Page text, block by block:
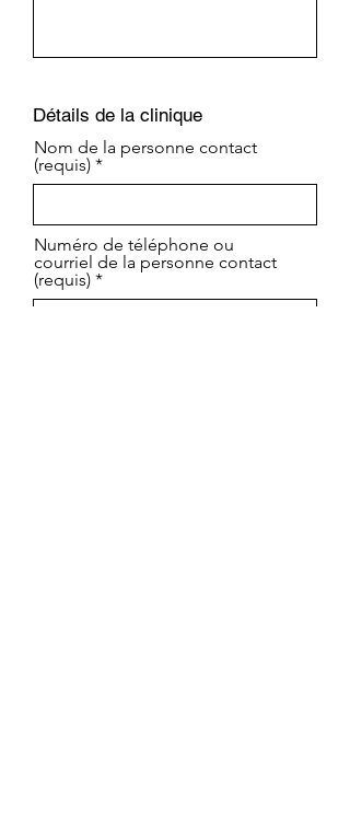
Détails de la clinique
Nom de la personne contact
(requis)
Numéro de téléphone ou
courriel de la personne contact
(requis)